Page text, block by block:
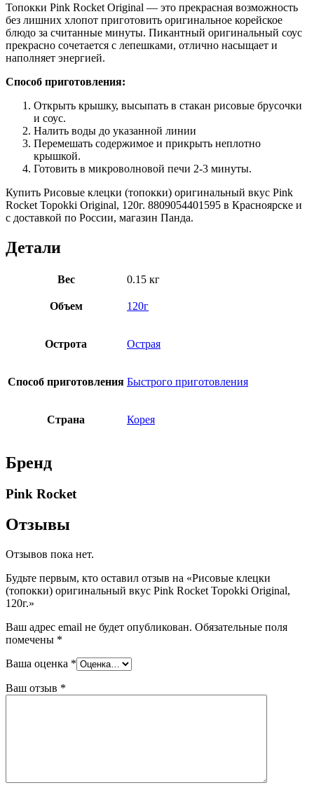
Топокки Pink Rocket Original — это прекрасная возможность
без лишних хлопот приготовить оригинальное корейское
блюдо за считанные минуты. Пикантный оригинальный соус
прекрасно сочетается с лепешками, отлично насыщает и
наполняет энергией.
Способ приготовления:
Открыть крышку, высыпать в стакан рисовые брусочки
и соус.
Налить воды до указанной линии
Перемешать содержимое и прикрыть неплотно
крышкой.
Готовить в микроволновой печи 2-3 минуты.
Купить Рисовые клецки (топокки) оригинальный вкус Pink
Rocket Topokki Original, 120г. 8809054401595 в Красноярске и
с доставкой по России, магазин Панда.
Детали
Вес 0.15 кг
Объем 120г
Острота Острая
Способ приготовления Быстрого приготовления
Страна Корея
Бренд
Pink Rocket
Отзывы
Отзывов пока нет.
Будьте первым, кто оставил отзыв на «Рисовые клецки
(топокки) оригинальный вкус Pink Rocket Topokki Original,
120г.»
Ваш адрес email не будет опубликован. Обязательные поля
помечены *
Ваша оценка *
Ваш отзыв *